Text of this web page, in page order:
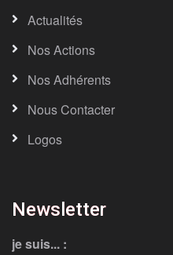
Actualités
Nos Actions
Nos Adhérents
Nous Contacter
Logos
Newsletter
je suis... :